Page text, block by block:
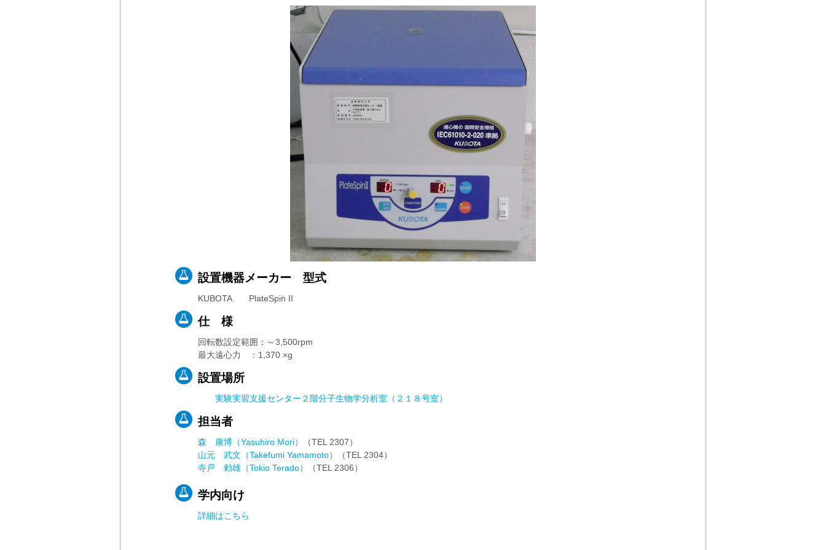
設置機器メーカー 型式
KUBOTA PlateSpin II
仕 様
回転数設定範囲：～3,500rpm
最大遠心力 ：1,370 ×g
設置場所
実験実習支援センター２階分子生物学分析室（２１８号室）
担当者
森 康博（Yasuhiro Mori）
（TEL 2307）
山元 武文（Takefumi Yamamoto）
（TEL 2304）
寺戸 勅雄（Tokio Terado）
（TEL 2306）
学内向け
詳細はこちら